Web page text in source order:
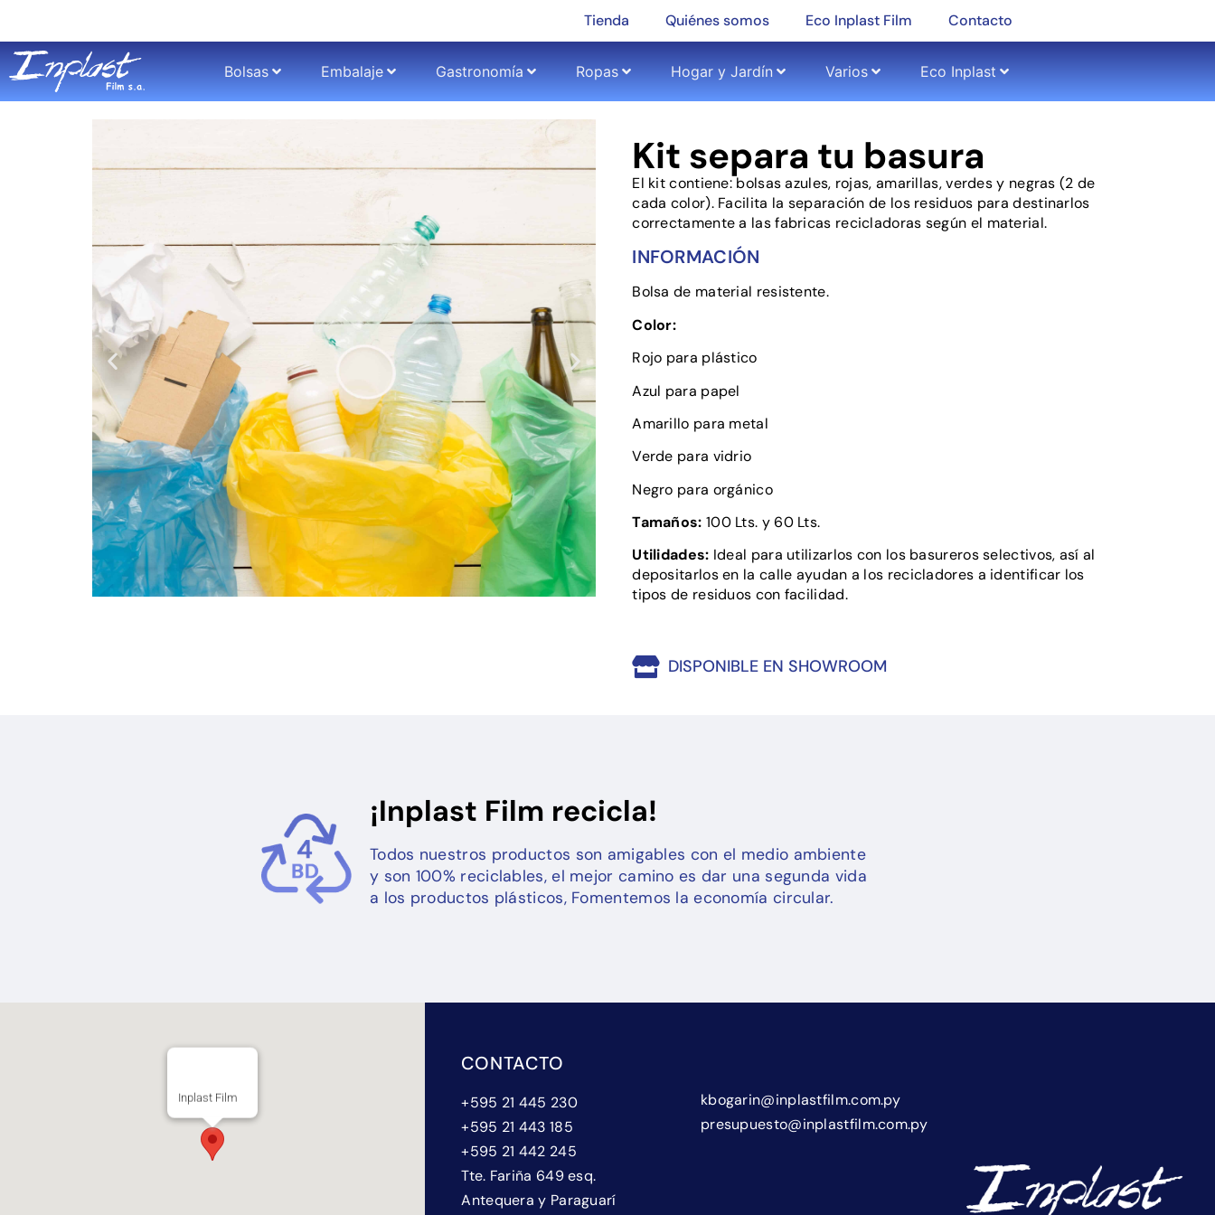
Tienda Quiénes somos Eco Inplast Film Contacto
Bolsas Embalaje Gastronomía Ropas Hogar y Jardín Varios Eco Inplast
Kit separa tu basura
El kit contiene: bolsas azules, rojas, amarillas, verdes y negras (2 de
cada color). Facilita la separación de los residuos para destinarlos
correctamente a las fabricas recicladoras según el material.
INFORMACIÓN
Bolsa de material resistente.
Color:
Rojo para plástico
Azul para papel
Amarillo para metal
Verde para vidrio
Negro para orgánico
Tamaños: 100 Lts. y 60 Lts.
Utilidades: Ideal para utilizarlos con los basureros selectivos, así al
depositarlos en la calle ayudan a los recicladores a identificar los
tipos de residuos con facilidad.
DISPONIBLE EN SHOWROOM
¡Inplast Film recicla!
Todos nuestros productos son amigables con el medio ambiente
y son 100% reciclables, el mejor camino es dar una segunda vida
a los productos plásticos, Fomentemos la economía circular.
Inplast Film
CONTACTO
+595 21 445 230
+595 21 443 185
+595 21 442 245
Tte. Fariña 649 esq.
Antequera y Paraguarí
kbogarin@inplastfilm.com.py
presupuesto@inplastfilm.com.py